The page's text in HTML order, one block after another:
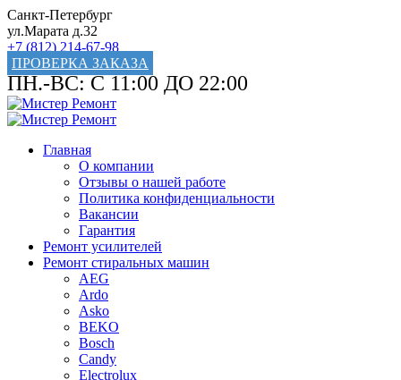
Санкт-Петербург
ул.Марата д.32
+7 (812) 214-67-98
ПРОВЕРКА ЗАКАЗА
ПН.-ВС: С 11:00 ДО 22:00
Главная
О компании
Отзывы о нашей работе
Политика конфиденциальности
Вакансии
Гарантия
Ремонт усилителей
Ремонт стиральных машин
AEG
Ardo
Asko
BEKO
Bosch
Candy
Electrolux